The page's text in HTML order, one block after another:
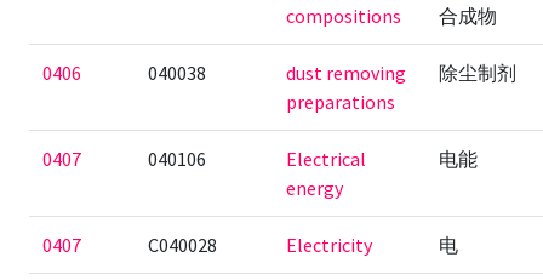
compositions
合成物
0406 040038
dust removing
preparations
除尘制剂
0407 040106
Electrical
energy
电能
0407 C040028 Electricity 电